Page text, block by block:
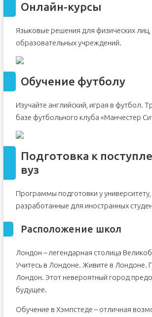
Онлайн-курсы
Языковые решения для физических
образовательных учреждений.
Обучение футболу
Изучайте английский, играя в футбол.
базе футбольного клуба «Манчестер
Подготовка к
вуз
Программы подготовки у
разработанные для иностранных
Расположение школ
Лондон – легендарная столица
Учитесь в Лондоне. Живите в Лондоне.
Лондон. Этот невероятный город
будущее.
Обучение в Хэмпстеде – отличная